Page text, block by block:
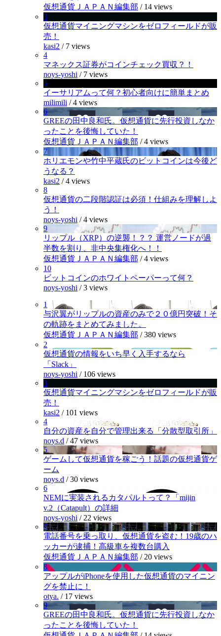
仮想通貨ＪＡＰＡＮ編集部 / 14 views
3
仮想通貨マイニングマシンをゼロフィールドが販
売！
kasi2 / 7 views
4
マネックス証券がコインチェック買収？！
noys-yoshi / 7 views
5
イーサリアムって何？初心者向けに簡単まとめ
milimili /4 views
6
GREEの田中良和氏。仮想通貨に先行投資しなか
ったことを後悔していた！
仮想通貨ＪＡＰＡＮ編集部 /4 views
7
ホリエモンや竹中平蔵氏のビットコインは今後ど
うなる？
kasi2 /4 views
8
仮想通貨の二段階認証は必須！仕組みを理解しよ
う！
noys-yoshi /4 views
9
リップル（XRP）の逆襲！？？ 運営ノードが過
半数を割り、非中央集権化へ！！
仮想通貨ＪＡＰＡＮ編集部 /4 views
10
ビットコインのホワイトペーパーって何？
noys-yoshi /3 views
1
与沢翼がリップルの資産のみで２０億円突破！そ
の軌跡をまとめてみました。
仮想通貨ＪＡＰＡＮ編集部 /380 views
2
仮想通貨の情報をいち早く入手するなら
「Slack」
noys-yoshi / 106 views
3
仮想通貨マイニングマシンをゼロフィールドが販
売！
kasi2 / 101 views
4
自分の資産を自分で管理出来る「分散型取引所」
noys.d /47 views
5
ゲームして仮想通貨を稼ごう！話題の仮想通貨ゲ
ーム
noys.d /30 views
6
NEMに実装されるカタパルトって？「mijin
v.2（Catapult）の詳細
noys-yoshi / 22 views
7
電話番号を乗っ取り、仮想通貨を盗む！19歳のハ
ッカーが逮捕！高級車を複数台購入
仮想通貨ＪＡＰＡＮ編集部 / 20 views
8
アップルがiPhoneを使用した仮想通貨のマイニン
グを禁止に！
otya. / 17 views
9
GREEの田中良和氏。仮想通貨に先行投資しなか
ったことを後悔していた！